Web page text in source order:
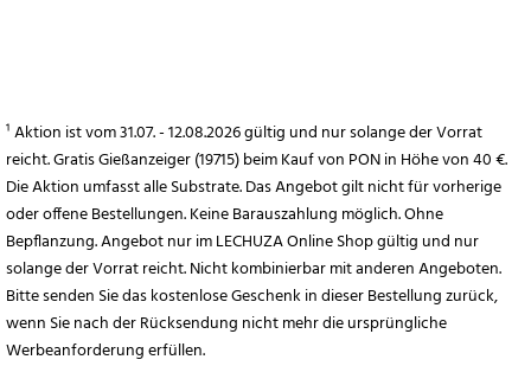
¹ Aktion ist vom 31.07. - 12.08.2026 gültig und nur solange der Vorrat
reicht. Gratis Gießanzeiger (19715) beim Kauf von PON in Höhe von 40 €.
Die Aktion umfasst alle Substrate. Das Angebot gilt nicht für vorherige
oder offene Bestellungen. Keine Barauszahlung möglich. Ohne
Bepflanzung. Angebot nur im LECHUZA Online Shop gültig und nur
solange der Vorrat reicht. Nicht kombinierbar mit anderen Angeboten.
Bitte senden Sie das kostenlose Geschenk in dieser Bestellung zurück,
wenn Sie nach der Rücksendung nicht mehr die ursprüngliche
Werbeanforderung erfüllen.